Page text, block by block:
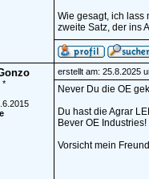
Wie gesagt, ich lass
zweite Satz, der ins
*
erstellt am: 25.8.2025
Never Du die OE
Du hast die Agrar
Bever OE Industries!
Vorsicht mein